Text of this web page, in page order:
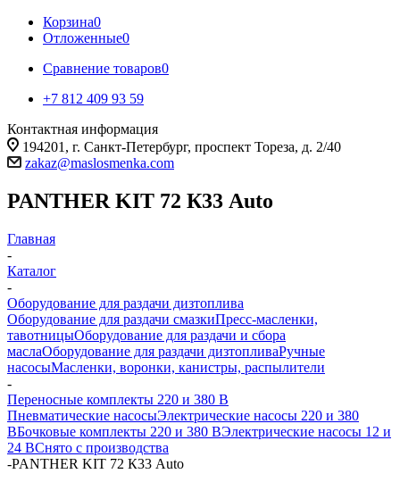
Корзина0
Отложенные0
Сравнение товаров0
+7 812 409 93 59
Контактная информация
194201, г. Санкт-Петербург, проспект Тореза, д. 2/40
zakaz@maslosmenka.com
PANTHER KIT 72 К33 Auto
Главная
-
Каталог
-
Оборудование для раздачи дизтоплива
Оборудование для раздачи смазкиПресс-масленки,
тавотницыОборудование для раздачи и сбора
маслаОборудование для раздачи дизтопливаРучные
насосыМасленки, воронки, канистры, распылители
-
Переносные комплекты 220 и 380 В
Пневматические насосыЭлектрические насосы 220 и 380
ВБочковые комплекты 220 и 380 ВЭлектрические насосы 12 и
24 ВСнято с производства
-PANTHER KIT 72 К33 Auto